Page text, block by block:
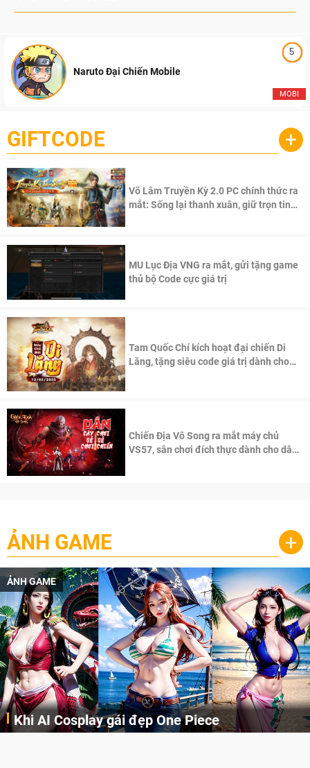
5
MOBI
Naruto Đại Chiến Mobile
GIFTCODE +
Võ Lâm Truyền Kỳ 2.0 PC chính thức ra
mắt: Sống lại thanh xuân, giữ trọn tinh
MU Lục Địa VNG ra mắt, gửi tặng game
thủ bộ Code cực giá trị
Tam Quốc Chí kích hoạt đại chiến Di
Lăng, tặng siêu code giá trị dành cho
Chiến Địa Vô Song ra mắt máy chủ
VS57, sân chơi đích thực dành cho dân
ẢNH GAME +
ẢNH GAME
Khi AI Cosplay gái đẹp One Piece